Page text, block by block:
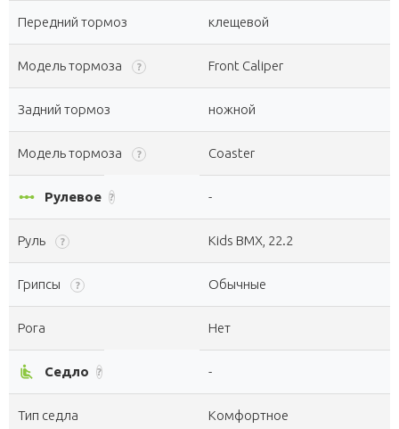
Передний тормоз клещевой
Модель тормоза ? Front Caliper
Задний тормоз ножной
Модель тормоза ? Coaster
linear_scale Рулевое ? -
Руль ? Kids BMX, 22.2
Грипсы ? Обычные
Рога Нет
airline_seat_recline_normal Седло ? -
Тип седла Комфортное